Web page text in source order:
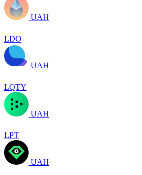
UAH
LDO
UAH
LQTY
UAH
LPT
UAH